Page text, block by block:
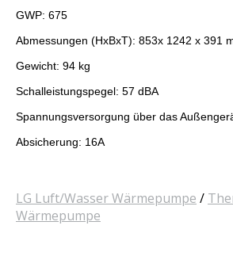
GWP: 675
Abmessungen (HxBxT): 853x 1242 x 391
Gewicht: 94 kg
Schalleistungspegel: 57 dBA
Spannungsversorgung über das
Absicherung: 16A
LG Luft/Wasser Wärmepumpe /
Wärmepumpe